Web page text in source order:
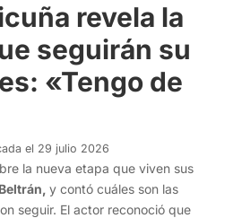
revela la
seguirán su
«Tengo de
el 29 julio 2026
la nueva etapa que viven sus
y contó cuáles son las
seguir. El actor reconoció que